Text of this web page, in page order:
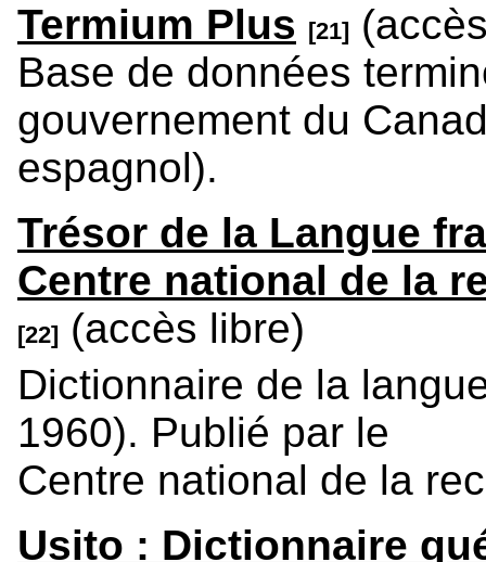
Termium Plus
[21]
Base de données
gouvernement du
espagnol).
Trésor de la Langue
Centre national de la
[22]
(accès libre)
Dictionnaire de la
1960). Publié par le
Centre national de la
Usito : Dictionnaire